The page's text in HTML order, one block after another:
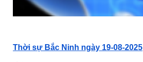
Thời sự Bắc Ninh ngày 19-08-2025